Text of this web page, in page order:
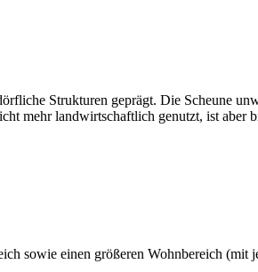
Strukturen geprägt. Die Scheune
mehr landwirtschaftlich genutzt, ist aber
sowie einen größeren Wohnbereich (mit